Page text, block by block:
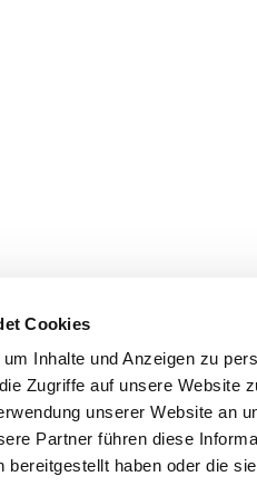
Cookies
Inhalte und Anzeigen zu
Zugriffe auf unsere Website
unserer Website an
Partner führen diese
bereitgestellt haben oder die